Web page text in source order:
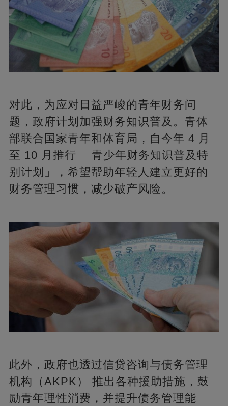
对此，为应对日益严峻的青年财务问
题，政府计划加强财务知识普及。青体
部联合国家青年和体育局，自今年 4 月
至 10 月推行 「青少年财务知识普及特
别计划」，希望帮助年轻人建立更好的
财务管理习惯，减少破产风险。
此外，政府也透过信贷咨询与债务管理
机构（AKPK） 推出各种援助措施，鼓
励青年理性消费，并提升债务管理能